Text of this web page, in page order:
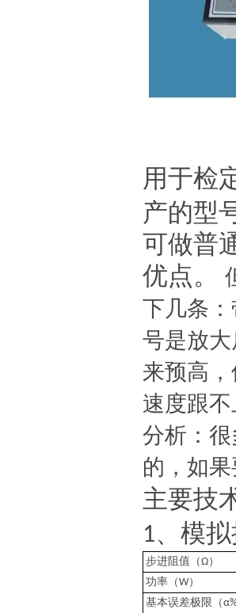
用于检
产的型
可做普
优点。
下几条
号是放
来预高
速度跟
分析：
的，如
主要技
1、模
步进阻值（Ω）
功率（W）
基本误差极限（